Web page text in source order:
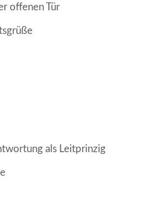
offenen Tür
als Leitprinzig